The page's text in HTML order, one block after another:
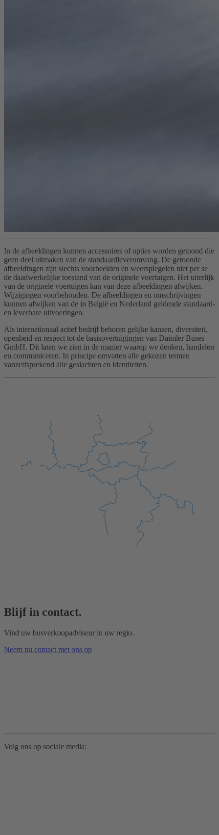
In de afbeeldingen kunnen accessoires of opties worden getoond die
geen deel uitmaken van de standaardleveromvang. De getoonde
afbeeldingen zijn slechts voorbeelden en weerspiegelen niet per se
de daadwerkelijke toestand van de originele voertuigen. Het uiterlijk
van de originele voertuigen kan van deze afbeeldingen afwijken.
Wijzigingen voorbehouden. De afbeeldingen en omschrijvingen
kunnen afwijken van de in België en Nederland geldende standaard-
en leverbare uitvoeringen.
Als internationaal actief bedrijf behoren gelijke kansen, diversiteit,
openheid en respect tot de basisovertuigingen van Daimler Buses
GmbH. Dit laten we zien in de manier waarop we denken, handelen
en communiceren. In principe omvatten alle gekozen termen
vanzelfsprekend alle geslachten en identiteiten.
Blijf in contact.
Vind uw busverkoopadviseur in uw regio.
Neem nu contact met ons op
Volg ons op sociale media: